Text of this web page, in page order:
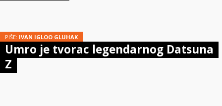
PIŠE: IVAN IGLOO GLUHAK
Umro je tvorac legendarnog Datsuna
Z